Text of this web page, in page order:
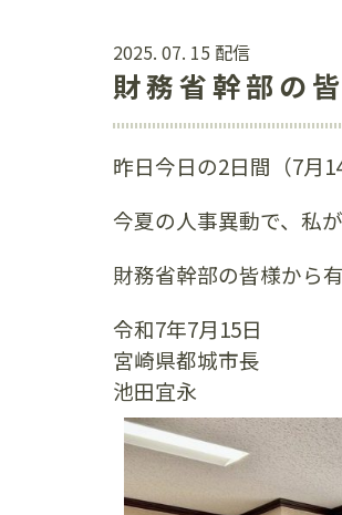
2025. 07. 15 配信
財務省幹部の
昨日今日の2日間（7月
今夏の人事異動で、私
財務省幹部の皆様から
令和7年7月15日
宮崎県都城市長
池田宜永